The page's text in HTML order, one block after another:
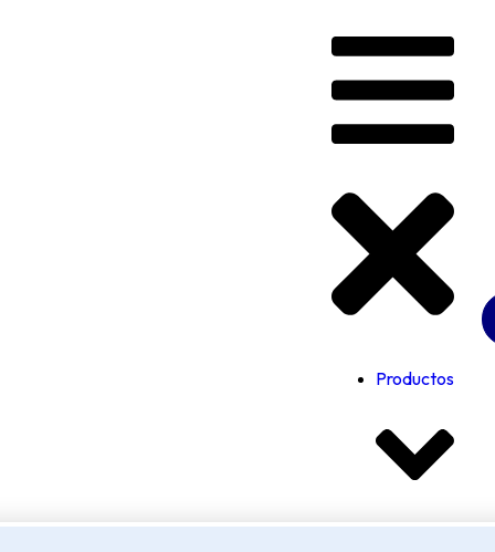
Productos